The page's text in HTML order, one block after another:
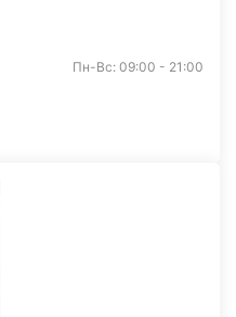
Пн-Вс: 09:00 - 21:00